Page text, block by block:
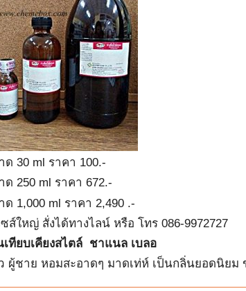
ด 30 ml ราคา 100.-
250 ml ราคา 672.-
1,000 ml ราคา 2,490 .-
ซส์ใหญ่ สั่งได้ทางไลน์ หรือ โทร 086-9972727
เทียบเคียงสไตล์ ชาแนล เบลอ
ผู้ชาย หอมสะอาดๆ มาดเท่ห์ เป็นกลิ่นยอดนิยม